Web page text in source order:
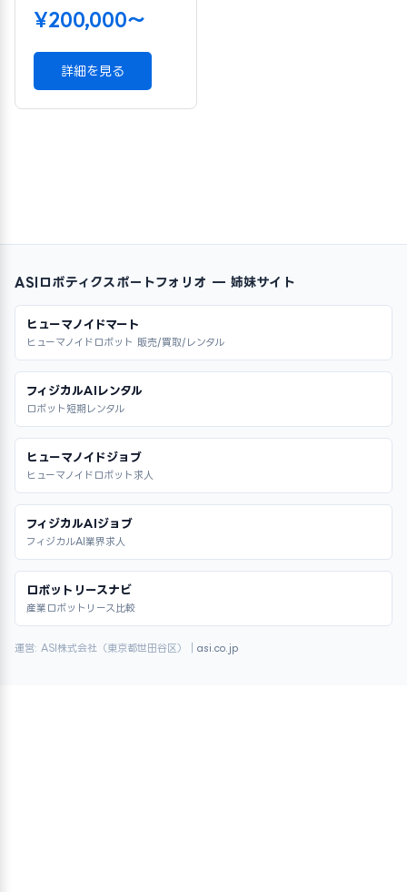
¥200,000〜
詳細を見る
ASIロボティクスポートフォリオ — 姉妹サイト
ヒューマノイドマート
ヒューマノイドロボット 販売/買取/レンタル
フィジカルAIレンタル
ロボット短期レンタル
ヒューマノイドジョブ
ヒューマノイドロボット求人
フィジカルAIジョブ
フィジカルAI業界求人
ロボットリースナビ
産業ロボットリース比較
運営: ASI株式会社（東京都世田谷区）｜ asi.co.jp